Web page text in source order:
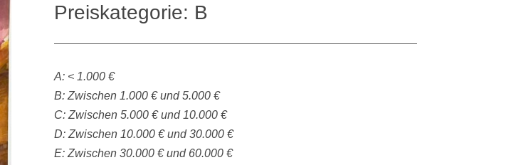
Preiskategorie: B
A: < 1.000 €
B: Zwischen 1.000 € und 5.000 €
C: Zwischen 5.000 € und 10.000 €
D: Zwischen 10.000 € und 30.000 €
E: Zwischen 30.000 € und 60.000 €